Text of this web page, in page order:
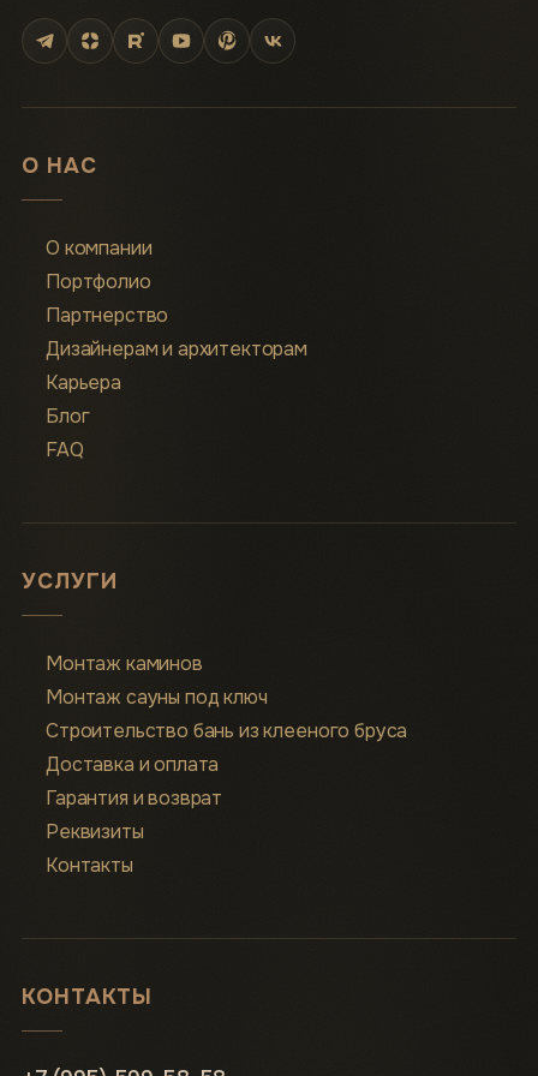
О НАС
О компании
Портфолио
Партнерство
Дизайнерам и архитекторам
Карьера
Блог
FAQ
УСЛУГИ
Монтаж каминов
Монтаж сауны под ключ
Строительство бань из клееного бруса
Доставка и оплата
Гарантия и возврат
Реквизиты
Контакты
КОНТАКТЫ